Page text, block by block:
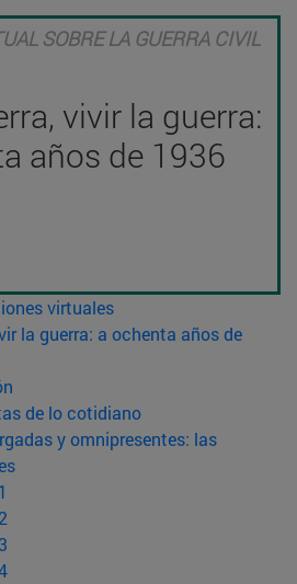
SOBRE LA GUERRA CIVIL
vivir la guerra:
años de 1936
virtuales
la guerra: a ochenta años de
de lo cotidiano
y omnipresentes: las
1
2
3